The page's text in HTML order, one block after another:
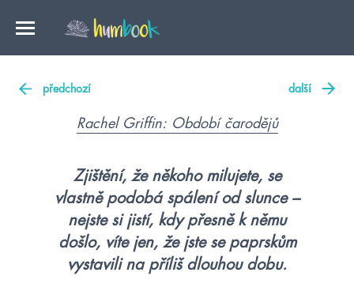
předchozí další
Rachel Griffin: Období čarodějů
Zjištění, že někoho milujete, se
vlastně podobá spálení od slunce –
nejste si jistí, kdy přesně k němu
došlo, víte jen, že jste se paprskům
vystavili na příliš dlouhou dobu.